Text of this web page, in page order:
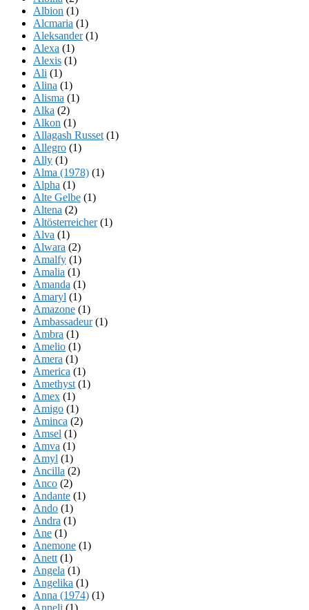
Albion (1)
Alcmaria (1)
Aleksander(1)
Alexa (1)
Alexis (1)
Ali (1)
Alina (1)
Alisma (1)
Alka (2)
Alkon (1)
Allagash Russet (1)
Allegro (1)
Ally (1)
Alma (1978) (1)
Alpha (1)
Alte Gelbe (1)
Altena (2)
Altösterreicher(1)
Alva (1)
Alwara (2)
Amalfy (1)
Amalia (1)
Amanda (1)
Amaryl (1)
Amazone (1)
Ambassadeur(1)
Ambra (1)
Amelio (1)
Amera (1)
America (1)
Amethyst (1)
Amex (1)
Amigo (1)
Aminca (2)
Amsel (1)
Amva (1)
Amyl (1)
Ancilla (2)
Anco (2)
Andante (1)
Ando (1)
Andra (1)
Ane (1)
Anemone (1)
Anett (1)
Angela (1)
Angelika (1)
Anna (1974) (1)
Anneli (1)